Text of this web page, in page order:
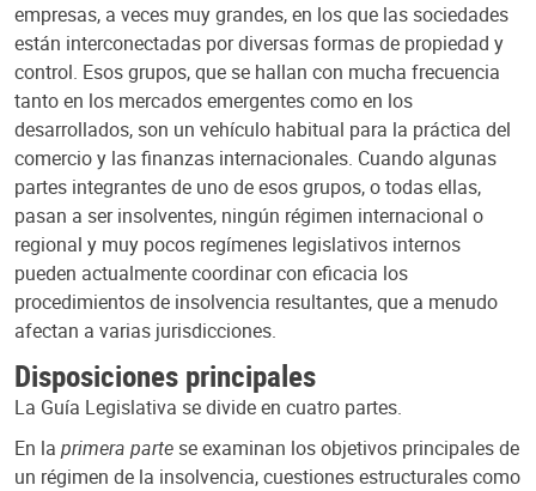
empresas, a veces muy grandes, en los que las sociedades
están interconectadas por diversas formas de propiedad y
control. Esos grupos, que se hallan con mucha frecuencia
tanto en los mercados emergentes como en los
desarrollados, son un vehículo habitual para la práctica del
comercio y las finanzas internacionales. Cuando algunas
partes integrantes de uno de esos grupos, o todas ellas,
pasan a ser insolventes, ningún régimen internacional o
regional y muy pocos regímenes legislativos internos
pueden actualmente coordinar con eficacia los
procedimientos de insolvencia resultantes, que a menudo
afectan a varias jurisdicciones.
Disposiciones principales
La Guía Legislativa se divide en cuatro partes.
En la primera parte se examinan los objetivos principales de
un régimen de la insolvencia, cuestiones estructurales como